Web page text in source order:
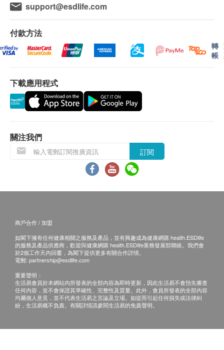
β-胡蘿蔔素 5000 I.U.
維他命Ａ 500 I.U.
維他命Ｅ 50 I.U.
維他命Ｃ 75 mg/毫克
葉酸 0.3 mg/毫克
維他命B2 3 mg/毫克
煙酰胺 20 mg/毫克
維他命B6 5 mg/毫克
維他命D3 200 I.U.
生物素 25 mcg/微克
磷 62.5 mg/毫克
錳 2.5 mg/毫克
鉀 40 mg/毫克
鉬 12.5 mcg/微克
硒(酵母)12.5 mcg/微克
鋅 7.5 mg/毫克
確認。倘若健康網購health.ESDlife未能提供任何訂單
上的貨品，健康網購health.ESDlife有權拒絕接受該訂
單，並且會於送貨前透過電話或電郵通知顧客再作安
排。
用期應最少有9個月或以上。
換貨安排
1. 當顧客收取已訂購之貨品時，有責任檢查貨品
2. 退換產品必須包裝完整，如退換之產品有任何
殘缺或過期退回，供應商有權不受理。
3. 如有其他損壞或遺漏查詢，顧客必須保留有效
收據正本，並於送貨後3個工作天內按下列方式聯絡
健康網購health.ESDlife客戶服務部跟進。
客服熱線: (852) 3151-2288
support@esdlife.com
付款方法
轉
帳
下載應用程式
關注我們
訂閱
商戶合作 / 加盟
如閣下擁有任何健康相關之服務及產品，並有興趣成為健康網購 health.ESDlife
的服務及產品供應商，歡迎與健康網購 health.ESDlife業務發展部聯絡。我們會
於2個工作天內回覆，為閣下提供更多有關合作詳情。
電郵: partnership@esdlife.com
重要聲明：
生活易會員於本網站內所發表的全部內容為即時更新，因此生活易不會預先審查
任何內容，並不會保證其準確性、完整性及質量。此外，會員所發表的全部內容
均屬個人意見，並不代表生活易之言論及立場。如從而引起任何損失或法律糾
紛，生活易概不負責。有關詳情請參閱生活易的免責聲明。